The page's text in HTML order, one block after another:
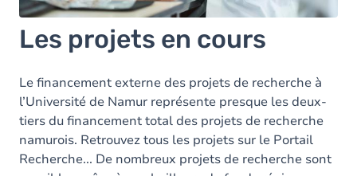
Les projets en cours
Le financement externe des projets de recherche à
l’Université de Namur représente presque les deux-
tiers du financement total des projets de recherche
namurois. Retrouvez tous les projets sur le Portail
Recherche... De nombreux projets de recherche sont